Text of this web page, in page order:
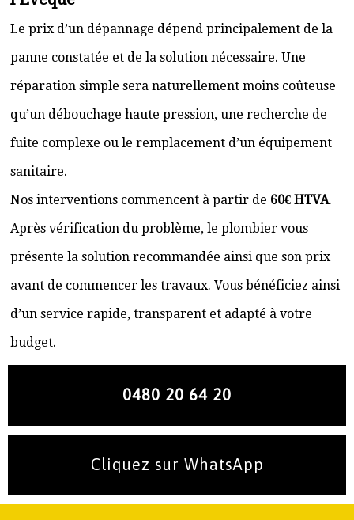
Le prix d’un dépannage dépend principalement de la
panne constatée et de la solution nécessaire. Une
réparation simple sera naturellement moins coûteuse
qu’un débouchage haute pression, une recherche de
fuite complexe ou le remplacement d’un équipement
sanitaire.
Nos interventions commencent à partir de 60€ HTVA.
Après vérification du problème, le plombier vous
présente la solution recommandée ainsi que son prix
avant de commencer les travaux. Vous bénéficiez ainsi
d’un service rapide, transparent et adapté à votre
budget.
0480 20 64 20
Cliquez sur WhatsApp